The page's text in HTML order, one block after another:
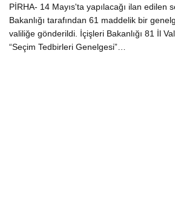
PİRHA- 14 Mayıs'ta yapılacağı ilan edilen
Bakanlığı tarafından 61 maddelik bir
valiliğe gönderildi. İçişleri Bakanlığı 81 İl
“Seçim Tedbirleri Genelgesi”…